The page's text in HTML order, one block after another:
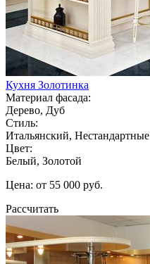
Кухня Золотинка
Материал фасада:
Дерево, Дуб
Стиль:
Итальянский, Нестандартные
Цвет:
Белый, Золотой
Цена: от 55 000 руб.
Рассчитать